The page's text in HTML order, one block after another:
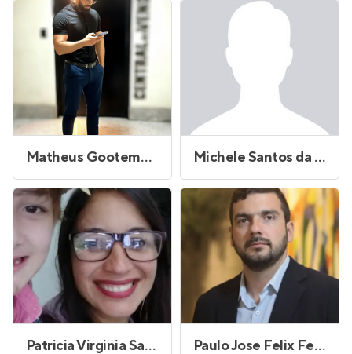
Matheus Gootemberg da Silva Michele Santos da Rocha Dias
Patricia Virginia Santos Pereira Alves Paulo Jose Felix Ferreira da Silva